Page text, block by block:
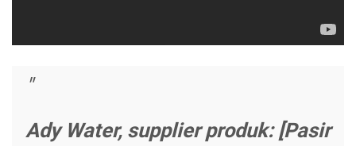
Ady Water, supplier produk: [Pasir